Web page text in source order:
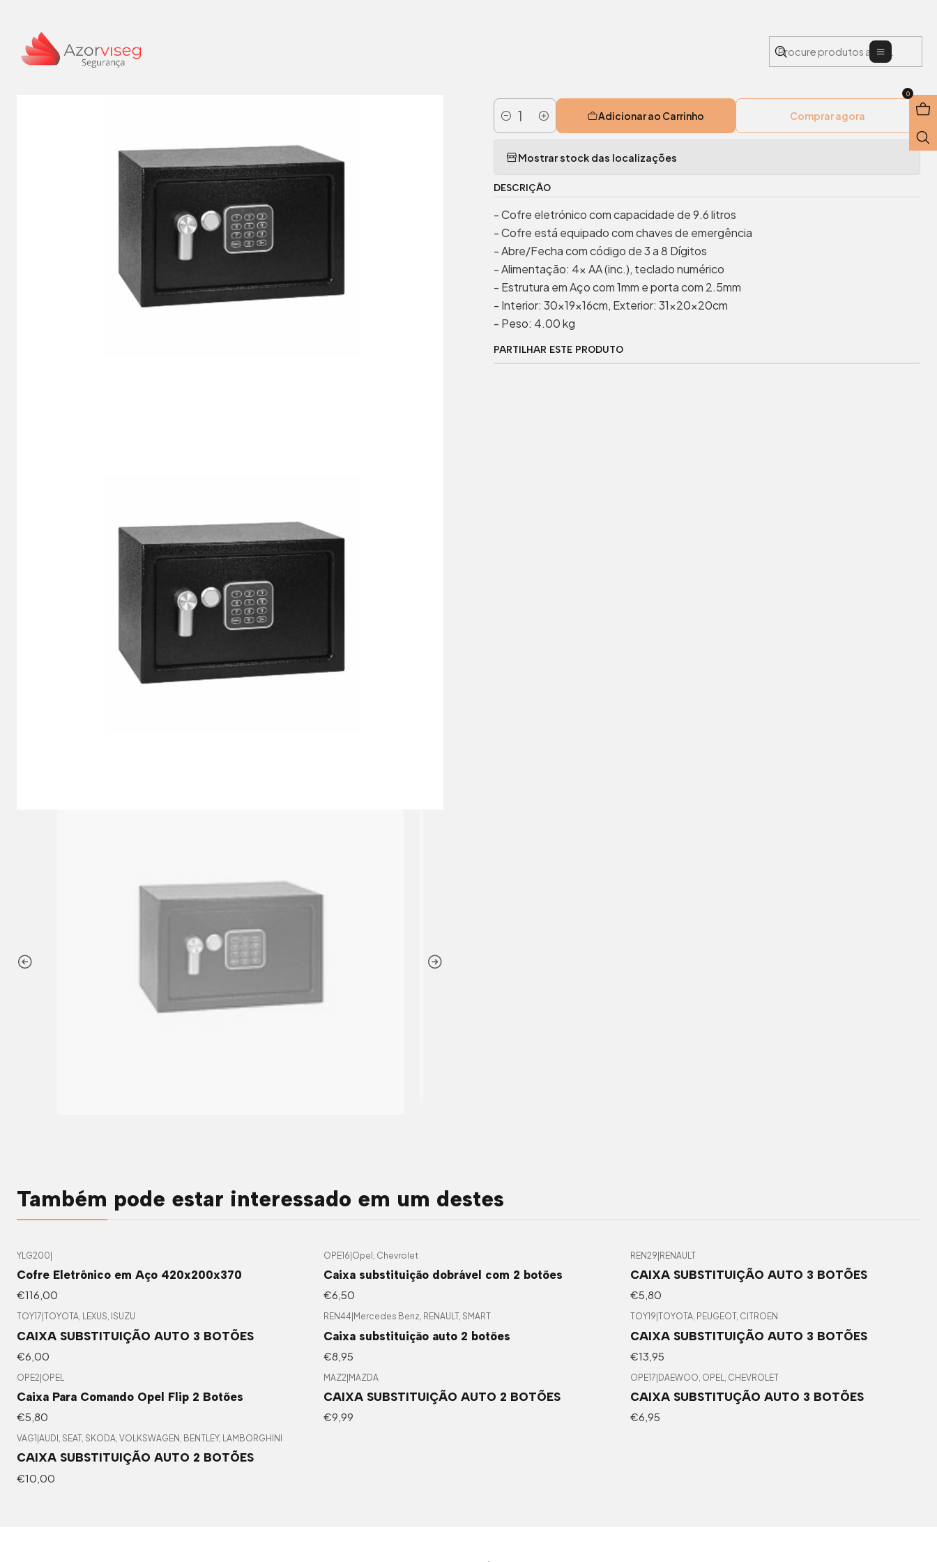
0
Quantidade
Adicionar ao Carrinho Comprar agora
Mostrar stock das localizações
DESCRIÇÃO
- Cofre eletrónico com capacidade de 9.6 litros
- Cofre está equipado com chaves de emergência
- Abre/Fecha com código de 3 a 8 Dígitos
- Alimentação: 4x AA (inc.), teclado numérico
- Estrutura em Aço com 1mm e porta com 2.5mm
- Interior: 30x19x16cm, Exterior: 31x20x20cm
- Peso: 4.00 kg
PARTILHAR ESTE PRODUTO
Também pode estar interessado em um destes
YLG200
Cofre Eletrônico em Aço 420x200x370
€116,00
OPE16 Opel, Chevrolet
Caixa substituição dobrável com 2 botões
€6,50
REN29 RENAULT
CAIXA SUBSTITUIÇÃO AUTO 3 BOTÕES
€5,80
TOY17 TOYOTA, LEXUS, ISUZU
CAIXA SUBSTITUIÇÃO AUTO 3 BOTÕES
€6,00
REN44 Mercedes Benz, RENAULT, SMART
Caixa substituição auto 2 botões
€8,95
TOY19 TOYOTA, PEUGEOT, CITROEN
CAIXA SUBSTITUIÇÃO AUTO 3 BOTÕES
€13,95
OPE2 OPEL
Caixa Para Comando Opel Flip 2 Botões
€5,80
MAZ2 MAZDA
CAIXA SUBSTITUIÇÃO AUTO 2 BOTÕES
€9,99
OPE17 DAEWOO, OPEL, CHEVROLET
CAIXA SUBSTITUÇÃO AUTO 3 BOTÕES
€6,95
VAG1 AUDI, SEAT, SKODA, VOLKSWAGEN, BENTLEY, LAMBORGHINI
CAIXA SUBSTITUIÇÃO AUTO 2 BOTÕES
€10,00